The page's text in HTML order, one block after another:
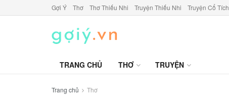
Gợi Ý Thơ Thơ Thiếu Nhi Truyện Thiếu Nhi Truyện Cổ Tích
TRANG CHỦ THƠ TRUYỆN
Trang chủ Thơ